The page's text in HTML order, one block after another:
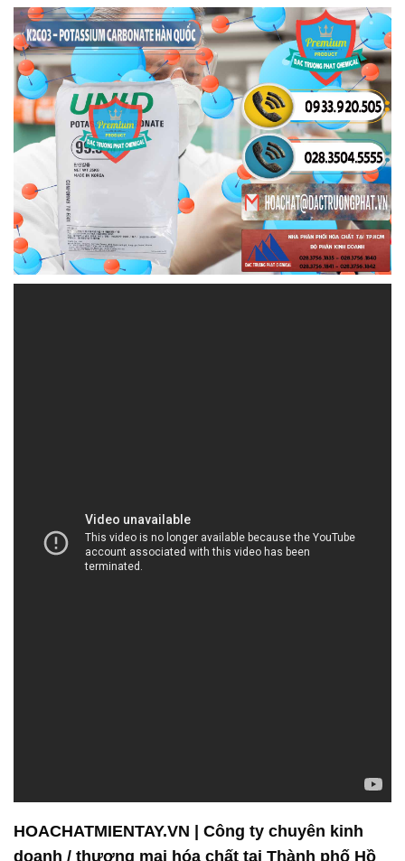
doanh / thương mại hóa chất tại Thành phố Hồ
Chí Minh
hóa chất chất lượng hàng đầu. Chúng tôi không chỉ
tiêu chuẩn an toàn và môi trường, mà còn chia sẻ